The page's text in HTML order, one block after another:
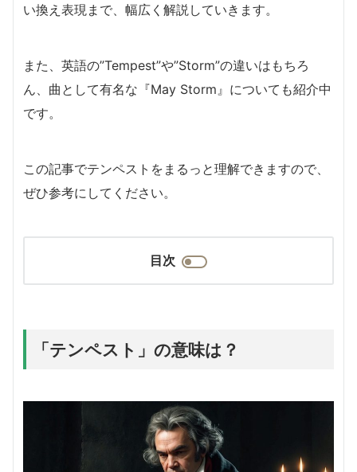
い換え表現まで、幅広く解説していきます。
また、英語の”Tempest”や”Storm”の違いはもちろ
ん、曲として有名な『May Storm』についても紹介中
です。
この記事でテンペストをまるっと理解できますので、
ぜひ参考にしてください。
目次
「テンペスト」の意味は？